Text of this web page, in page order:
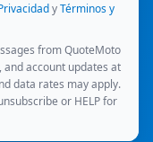
y Términos y
from QuoteMoto
account updates at
data rates may apply.
or HELP for